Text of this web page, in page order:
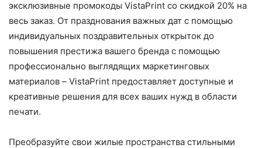
эксклюзивные промокоды VistaPrint со скидкой 20% на
весь заказ. От празднования важных дат с помощью
индивидуальных поздравительных открыток до
повышения престижа вашего бренда с помощью
профессионально выглядящих маркетинговых
материалов – VistaPrint предоставляет доступные и
креативные решения для всех ваших нужд в области
печати.
Преобразуйте свои жилые пространства стильными